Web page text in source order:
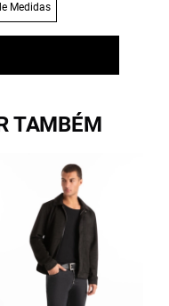
Medidas
TAMBÉM